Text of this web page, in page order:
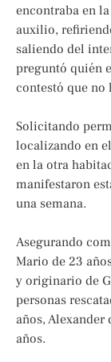
encontraba en
auxilio,
saliendo del
preguntó quién
contestó que no
Solicitando
localizando en
en la otra
manifestaron
una semana.
Asegurando
Mario de 23
y originario de
personas
años, Alexander
años.